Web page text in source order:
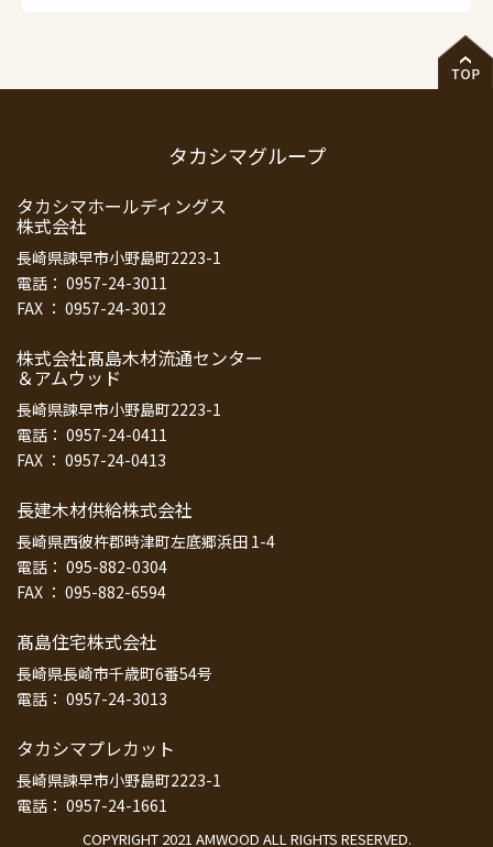
タカシマグループ
タカシマホールディングス
株式会社
長崎県諫早市小野島町2223-1
電話： 0957-24-3011
FAX ： 0957-24-3012
株式会社髙島木材流通センター
＆アムウッド
長崎県諫早市小野島町2223-1
電話： 0957-24-0411
FAX ： 0957-24-0413
長建木材供給株式会社
長崎県西彼杵郡時津町左底郷浜田 1-4
電話： 095-882-0304
FAX ： 095-882-6594
髙島住宅株式会社
長崎県長崎市千歳町6番54号
電話： 0957-24-3013
タカシマプレカット
長崎県諫早市小野島町2223-1
電話： 0957-24-1661
COPYRIGHT 2021 AMWOOD ALL RIGHTS RESERVED.